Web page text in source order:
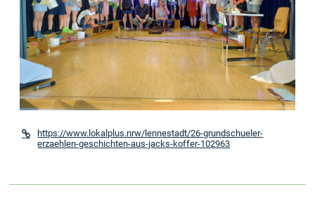
https://www.lokalplus.nrw/lennestadt/26-grundschueler-
erzaehlen-geschichten-aus-jacks-koffer-102963